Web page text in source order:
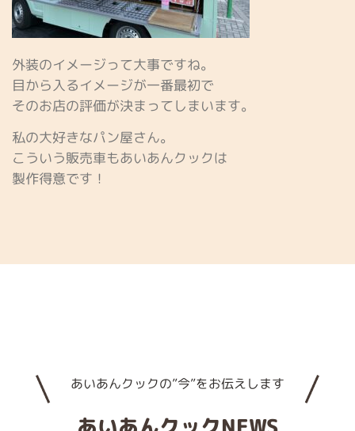
外装のイメージって大事ですね。
目から入るイメージが一番最初で
そのお店の評価が決まってしまいます。
私の大好きなパン屋さん。
こういう販売車もあいあんクックは
製作得意です！
あいあんクックの”今”をお伝えします